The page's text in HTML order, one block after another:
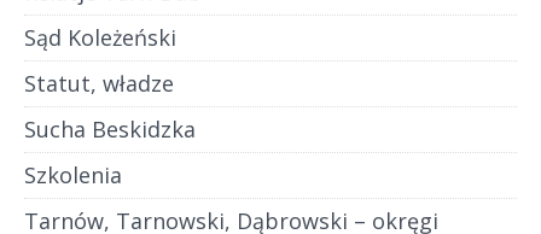
Sąd Koleżeński
Statut, władze
Sucha Beskidzka
Szkolenia
Tarnów, Tarnowski, Dąbrowski – okręgi